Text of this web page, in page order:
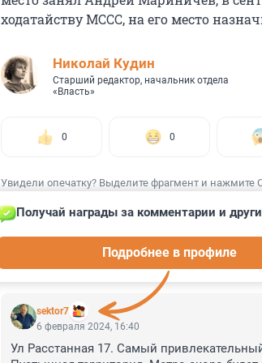
ходатайству МССС, на его место
Николай Кудин
Старший редактор, начальник отдела
«Власть»
0 0
Увидели опечатку? Выделите фрагмент и нажмите
КОММЕНТАРИИ 27
sektor7
Получай награды за комментарии и
Подробнее в профиле
6 февраля 2024, 16:40
Ул Расстанная 17. Самый